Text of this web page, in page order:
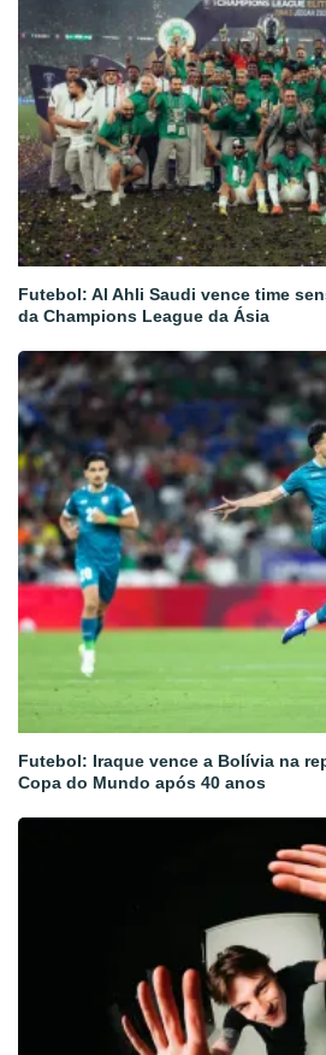
Futebol: Al Ahli Saudi vence time
da Champions League da Ásia
Futebol: Iraque vence a Bolívia na
Copa do Mundo após 40 anos